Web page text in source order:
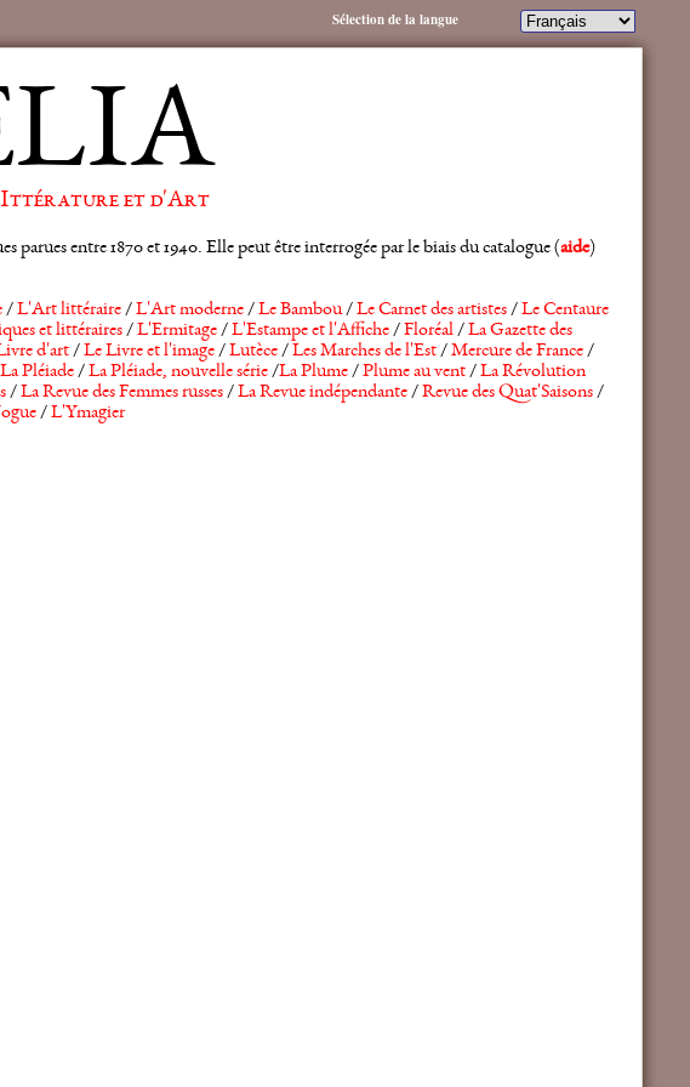
LIttérature et d'Art
parues entre 1870 et 1940. Elle peut être interrogée par le biais du catalogue (aide)
/L'Art littéraire/L'Art moderne/Le Bambou/Le Carnet des artistes/Le Centaure
et littéraires/L'Ermitage/L'Estampe et l'Affiche/Floréal/La Gazette des
d'art/Le Livre et l'image/Lutèce/Les Marches de l'Est/Mercure de France/
La Pléiade/La Pléiade, nouvelle série/La Plume/Plume au vent/La Révolution
/La Revue des Femmes russes/La Revue indépendante/Revue des Quat'Saisons/
/L'Ymagier
Sélection de la langue